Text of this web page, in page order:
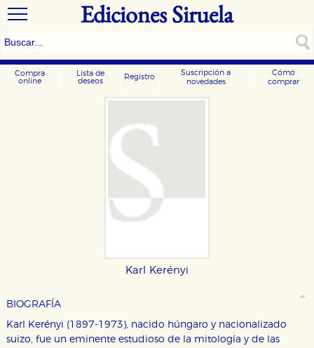
Ediciones Siruela
Compra
online
Lista de
deseos
Registro
Suscripción a
novedades
Cómo
comprar
Karl Kerényi
BIOGRAFÍA
Karl Kerényi (1897-1973), nacido húngaro y nacionalizado
suizo, fue un eminente estudioso de la mitología y de las